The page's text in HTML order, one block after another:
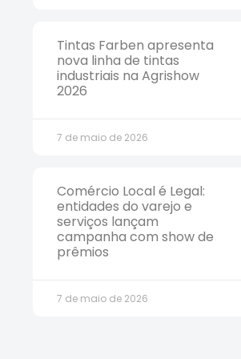
Tintas Farben apresenta
nova linha de tintas
industriais na Agrishow
2026
7 de maio de 2026
Comércio Local é Legal:
entidades do varejo e
serviços lançam
campanha com show de
prêmios
7 de maio de 2026